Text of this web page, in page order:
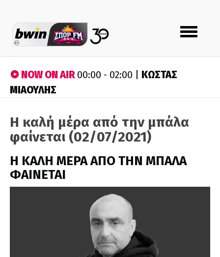
Toggle
navigation
NOW ON AIR00:00 - 02:00 | ΚΩΣΤΑΣ
ΜΙΑΟΥΛΗΣ
Η καλή μέρα από την μπάλα
φαίνεται (02/07/2021)
H ΚΑΛΗ ΜΕΡΑ ΑΠΟ ΤΗΝ ΜΠΑΛΑ
ΦΑΙΝΕΤΑΙ